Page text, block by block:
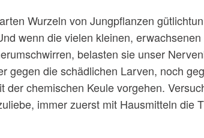
Wurzeln von Jungpflanzen
wenn die vielen kleinen,
belasten sie unser
gegen die schädlichen Larven, noch
der chemischen Keule vorgehen.
immer zuerst mit Hausmitteln die